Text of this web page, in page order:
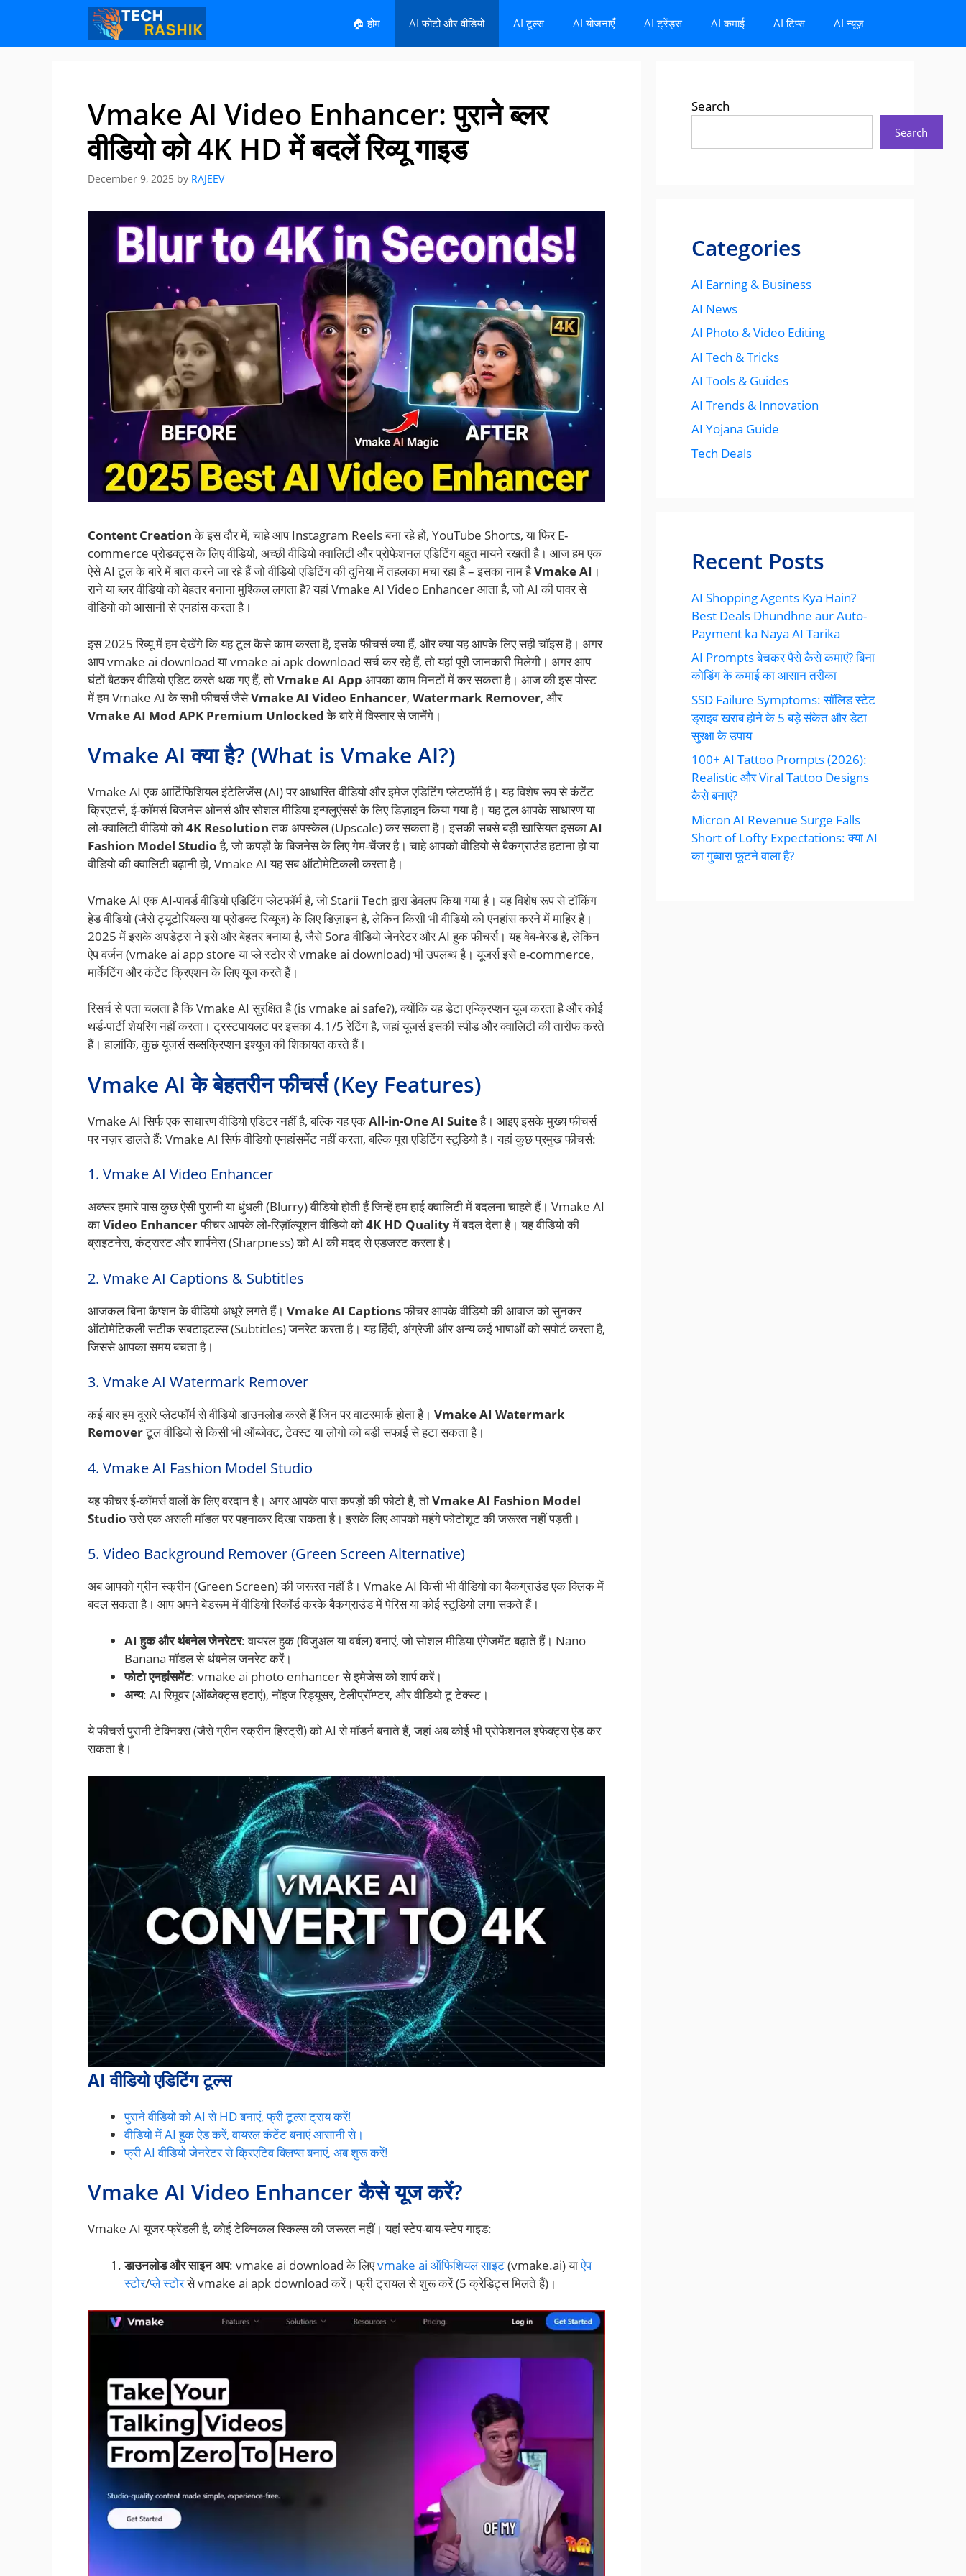
content
content
🏠 होम AI फोटो और वीडियो AI टूल्स AI योजनाएँ AI ट्रेंड्स AI कमाई AI टिप्स AI न्यूज़
Vmake AI Video Enhancer: पुराने ब्लर
वीडियो को 4K HD में बदलें रिव्यू गाइड
December 9, 2025 by RAJEEV
Content Creationके इस दौर में, चाहे आप Instagram Reels बना रहे हों, YouTube Shorts, या फिर E-
commerce प्रोडक्ट्स के लिए वीडियो, अच्छी वीडियो क्वालिटी और प्रोफेशनल एडिटिंग बहुत मायने रखती है। आज हम एक
ऐसे AI टूल के बारे में बात करने जा रहे हैं जो वीडियो एडिटिंग की दुनिया में तहलका मचा रहा है – इसका नाम हैVmake AI ।
राने या ब्लर वीडियो को बेहतर बनाना मुश्किल लगता है? यहां Vmake AI Video Enhancer आता है, जो AI की पावर से
वीडियो को आसानी से एनहांस करता है।
इस 2025 रिव्यू में हम देखेंगे कि यह टूल कैसे काम करता है, इसके फीचर्स क्या हैं, और क्या यह आपके लिए सही चॉइस है। अगर
आप vmake ai download या vmake ai apk download सर्च कर रहे हैं, तो यहां पूरी जानकारी मिलेगी। अगर आप
घंटों बैठकर वीडियो एडिट करते थक गए हैं, तोVmake AI App आपका काम मिनटों में कर सकता है। आज की इस पोस्ट
में हम Vmake AI के सभी फीचर्स जैसेVmake AI Video Enhancer, Watermark Remover, और
Vmake AI Mod APK Premium Unlockedके बारे में विस्तार से जानेंगे।
Vmake AI क्या है? (What is Vmake AI?)
Vmake AI एक आर्टिफिशियल इंटेलिजेंस (AI) पर आधारित वीडियो और इमेज एडिटिंग प्लेटफॉर्म है। यह विशेष रूप से कंटेंट
क्रिएटर्स, ई-कॉमर्स बिजनेस ओनर्स और सोशल मीडिया इन्फ्लुएंसर्स के लिए डिज़ाइन किया गया है। यह टूल आपके साधारण या
लो-क्वालिटी वीडियो को4K Resolutionतक अपस्केल (Upscale) कर सकता है। इसकी सबसे बड़ी खासियत इसकाAI
Fashion Model Studioहै, जो कपड़ों के बिजनेस के लिए गेम-चेंजर है। चाहे आपको वीडियो से बैकग्राउंड हटाना हो या
वीडियो की क्वालिटी बढ़ानी हो, Vmake AI यह सब ऑटोमेटिकली करता है।
Vmake AI एक AI-पावर्ड वीडियो एडिटिंग प्लेटफॉर्म है, जो Starii Tech द्वारा डेवलप किया गया है। यह विशेष रूप से टॉकिंग
हेड वीडियो (जैसे ट्यूटोरियल्स या प्रोडक्ट रिव्यूज) के लिए डिज़ाइन है, लेकिन किसी भी वीडियो को एनहांस करने में माहिर है।
2025 में इसके अपडेट्स ने इसे और बेहतर बनाया है, जैसे Sora वीडियो जेनरेटर और AI हुक फीचर्स। यह वेब-बेस्ड है, लेकिन
ऐप वर्जन (vmake ai app store या प्ले स्टोर से vmake ai download) भी उपलब्ध है। यूजर्स इसे e-commerce,
मार्केटिंग और कंटेंट क्रिएशन के लिए यूज करते हैं।
रिसर्च से पता चलता है कि Vmake AI सुरक्षित है (is vmake ai safe?), क्योंकि यह डेटा एन्क्रिप्शन यूज करता है और कोई
थर्ड-पार्टी शेयरिंग नहीं करता। ट्रस्टपायलट पर इसका 4.1/5 रेटिंग है, जहां यूजर्स इसकी स्पीड और क्वालिटी की तारीफ करते
हैं। हालांकि, कुछ यूजर्स सब्सक्रिप्शन इश्यूज की शिकायत करते हैं।
Vmake AI के बेहतरीन फीचर्स (Key Features)
Vmake AI सिर्फ एक साधारण वीडियो एडिटर नहीं है, बल्कि यह एकAll-in-One AI Suiteहै। आइए इसके मुख्य फीचर्स
पर नज़र डालते हैं: Vmake AI सिर्फ वीडियो एनहांसमेंट नहीं करता, बल्कि पूरा एडिटिंग स्टूडियो है। यहां कुछ प्रमुख फीचर्स:
1. Vmake AI Video Enhancer
अक्सर हमारे पास कुछ ऐसी पुरानी या धुंधली (Blurry) वीडियो होती हैं जिन्हें हम हाई क्वालिटी में बदलना चाहते हैं। Vmake AI
काVideo Enhancerफीचर आपके लो-रिज़ॉल्यूशन वीडियो को4K HD Qualityमें बदल देता है। यह वीडियो की
ब्राइटनेस, कंट्रास्ट और शार्पनेस (Sharpness) को AI की मदद से एडजस्ट करता है।
2. Vmake AI Captions & Subtitles
आजकल बिना कैप्शन के वीडियो अधूरे लगते हैं। Vmake AI Captionsफीचर आपके वीडियो की आवाज को सुनकर
ऑटोमेटिकली सटीक सबटाइटल्स (Subtitles) जनरेट करता है। यह हिंदी, अंग्रेजी और अन्य कई भाषाओं को सपोर्ट करता है,
जिससे आपका समय बचता है।
3. Vmake AI Watermark Remover
कई बार हम दूसरे प्लेटफॉर्म से वीडियो डाउनलोड करते हैं जिन पर वाटरमार्क होता है। Vmake AI Watermark
Removerटूल वीडियो से किसी भी ऑब्जेक्ट, टेक्स्ट या लोगो को बड़ी सफाई से हटा सकता है।
4. Vmake AI Fashion Model Studio
यह फीचर ई-कॉमर्स वालों के लिए वरदान है। अगर आपके पास कपड़ों की फोटो है, तोVmake AI Fashion Model
Studioउसे एक असली मॉडल पर पहनाकर दिखा सकता है। इसके लिए आपको महंगे फोटोशूट की जरूरत नहीं पड़ती।
5. Video Background Remover (Green Screen Alternative)
अब आपको ग्रीन स्क्रीन (Green Screen) की जरूरत नहीं है। Vmake AI किसी भी वीडियो का बैकग्राउंड एक क्लिक में
बदल सकता है। आप अपने बेडरूम में वीडियो रिकॉर्ड करके बैकग्राउंड में पेरिस या कोई स्टूडियो लगा सकते हैं।
AI हुक और थंबनेल जेनरेटर: वायरल हुक (विजुअल या वर्बल) बनाएं, जो सोशल मीडिया एंगेजमेंट बढ़ाते हैं। Nano
Banana मॉडल से थंबनेल जनरेट करें।
फोटो एनहांसमेंट: vmake ai photo enhancer से इमेजेस को शार्प करें।
अन्य: AI रिमूवर (ऑब्जेक्ट्स हटाएं), नॉइज रिड्यूसर, टेलीप्रॉम्प्टर, और वीडियो टू टेक्स्ट।
ये फीचर्स पुरानी टेक्निक्स (जैसे ग्रीन स्क्रीन हिस्ट्री) को AI से मॉडर्न बनाते हैं, जहां अब कोई भी प्रोफेशनल इफेक्ट्स ऐड कर
सकता है।
AI वीडियो एडिटिंग टूल्स
पुराने वीडियो को AI से HD बनाएं, फ्री टूल्स ट्राय करें!
वीडियो में AI हुक ऐड करें, वायरल कंटेंट बनाएं आसानी से।
फ्री AI वीडियो जेनरेटर से क्रिएटिव क्लिप्स बनाएं, अब शुरू करें!
Vmake AI Video Enhancer कैसे यूज करें?
Vmake AI यूजर-फ्रेंडली है, कोई टेक्निकल स्किल्स की जरूरत नहीं। यहां स्टेप-बाय-स्टेप गाइड:
डाउनलोड और साइन अप: vmake ai download के लिएvmake ai ऑफिशियल साइट(vmake.ai) याऐप
स्टोर/प्ले स्टोरसे vmake ai apk download करें। फ्री ट्रायल से शुरू करें (5 क्रेडिट्स मिलते हैं)।
Search
Search
Categories
AI Earning & Business
AI News
AI Photo & Video Editing
AI Tech & Tricks
AI Tools & Guides
AI Trends & Innovation
AI Yojana Guide
Tech Deals
Recent Posts
AI Shopping Agents Kya Hain?
Best Deals Dhundhne aur Auto-
Payment ka Naya AI Tarika
AI Prompts बेचकर पैसे कैसे कमाएं? बिना
कोडिंग के कमाई का आसान तरीका
SSD Failure Symptoms: सॉलिड स्टेट
ड्राइव खराब होने के 5 बड़े संकेत और डेटा
सुरक्षा के उपाय
100+ AI Tattoo Prompts (2026):
Realistic और Viral Tattoo Designs
कैसे बनाएं?
Micron AI Revenue Surge Falls
Short of Lofty Expectations: क्या AI
का गुब्बारा फूटने वाला है?